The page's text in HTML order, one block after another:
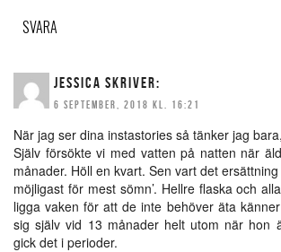
SVARA
JESSICA SKRIVER:
6 SEPTEMBER, 2018 KL. 16:21
När jag ser dina instastories så tänker jag
Själv försökte vi med vatten på natten när
månader. Höll en kvart. Sen vart det
möjligast för mest sömn’. Hellre flaska och
ligga vaken för att de inte behöver äta
sig själv vid 13 månader helt utom när hon
gick det i perioder.